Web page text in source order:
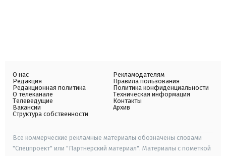
О нас
Редакция
Редакционная политика
О телеканале
Телеведущие
Вакансии
Структура собственности
Рекламодателям
Правила пользования
Политика конфиденциальности
Техническая информация
Контакты
Архив
Все коммерческие рекламные материалы обозначены словами
"Спецпроект" или "Партнерский материал". Материалы с пометкой